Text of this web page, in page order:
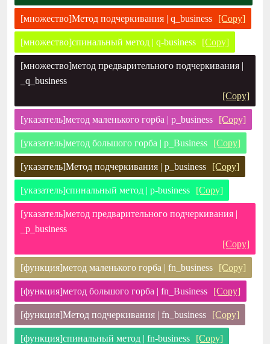
[множество]Метод подчеркивания | q_business [Copy]
[множество]спинальный метод | q-business [Copy]
[множество]метод предварительного подчеркивания |
_q_business
[Copy]
[указатель]метод маленького горба | p_business [Copy]
[указатель]метод большого горба | p_Business [Copy]
[указатель]Метод подчеркивания | p_business [Copy]
[указатель]спинальный метод | p-business [Copy]
[указатель]метод предварительного подчеркивания |
_p_business
[Copy]
[функция]метод маленького горба | fn_business [Copy]
[функция]метод большого горба | fn_Business [Copy]
[функция]Метод подчеркивания | fn_business [Copy]
[функция]спинальный метод | fn-business [Copy]